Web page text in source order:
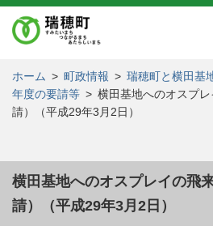
ホーム > 町政情報 > 瑞穂町と横田基
年度の要請等 > 横田基地へのオスプ
請）（平成29年3月2日）
横田基地へのオスプレイの飛
請）（平成29年3月2日）